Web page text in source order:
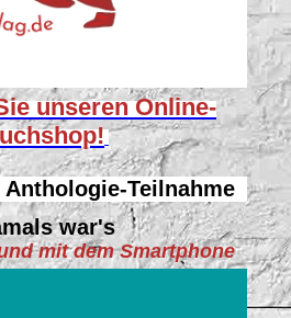
unserenOnline-
Teilnahme
war's
mit dem Smartphone